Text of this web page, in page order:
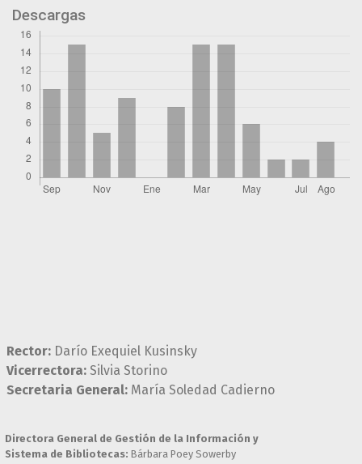
Descargas
Rector: Darío Exequiel Kusinsky
Vicerrectora: Silvia Storino
Secretaria General: María Soledad Cadierno
Directora General de Gestión de la Información y
Sistema de Bibliotecas: Bárbara Poey Sowerby